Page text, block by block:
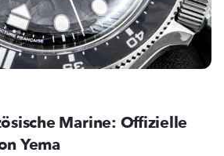
Marine: Offizielle
Yema